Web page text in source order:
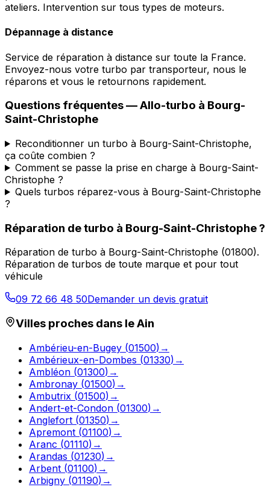
ateliers. Intervention sur tous types de moteurs.
Dépannage à distance
Service de réparation à distance sur toute la France.
Envoyez-nous votre turbo par transporteur, nous le
réparons et vous le retournons rapidement.
Questions fréquentes —Allo-turbo à Bourg-
Saint-Christophe
Reconditionner un turbo à Bourg-Saint-Christophe,
ça coûte combien ?
Comment se passe la prise en charge à Bourg-Saint-
Christophe ?
Quels turbos réparez-vous à Bourg-Saint-Christophe
?
Réparation de turbo à Bourg-Saint-Christophe?
Réparation de turbo à Bourg-Saint-Christophe (01800).
Réparation de turbos de toute marque et pour tout
véhicule
09 72 66 48 50Demander un devis gratuit
Villes proches dans leAin
Ambérieu-en-Bugey (01500) →
Ambérieux-en-Dombes (01330) →
Ambléon (01300) →
Ambronay (01500) →
Ambutrix (01500) →
Andert-et-Condon (01300) →
Anglefort (01350) →
Apremont (01100) →
Aranc (01110) →
Arandas (01230) →
Arbent (01100) →
Arbigny (01190) →